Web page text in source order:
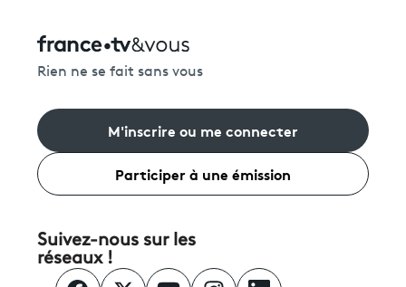
Rien ne se fait sans vous
M'inscrire ou me connecter
Participer à une émission
Suivez-nous sur les
réseaux !